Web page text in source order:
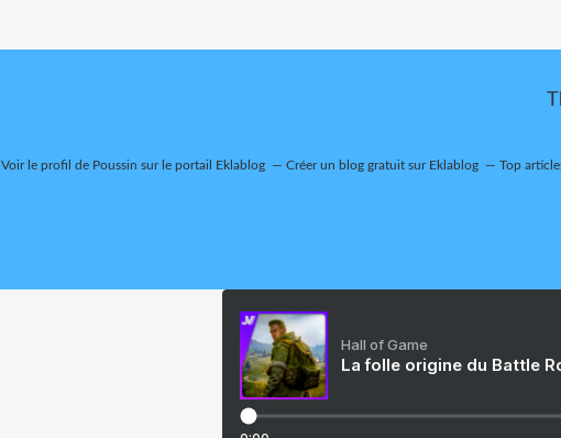
Voir le profil de Poussin sur le portail Eklablog Créer un blog gratuit sur Eklablog Top
Hall of Game
La folle origine du Battle